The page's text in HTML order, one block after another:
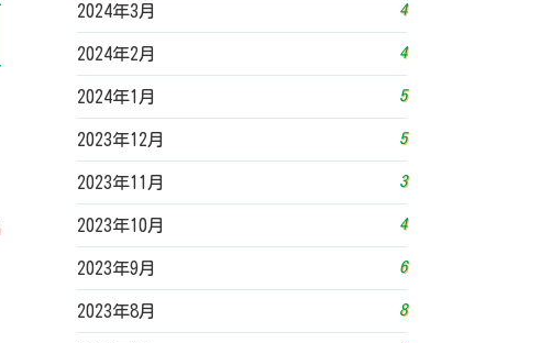
2024年3月 4
2024年2月 4
2024年1月 5
2023年12月 5
2023年11月 3
2023年10月 4
2023年9月 6
2023年8月 8